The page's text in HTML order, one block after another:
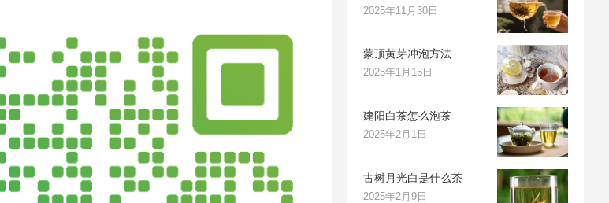
2025年11月30日
蒙顶黄芽冲泡方法
2025年1月15日
建阳白茶怎么泡茶
2025年2月1日
古树月光白是什么茶
2025年2月9日